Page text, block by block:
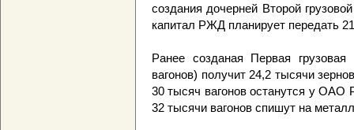
создания дочерней Второй
капитал РЖД планирует передать
Ранее созданая Первая
вагонов) получит 24,2 тысячи
30 тысяч вагонов останутся у
32 тысячи вагонов спишут на